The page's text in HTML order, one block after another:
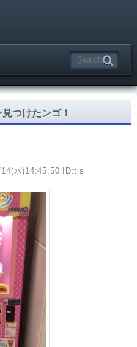
つけたンゴ！
水)14:45:50 ID:tjs